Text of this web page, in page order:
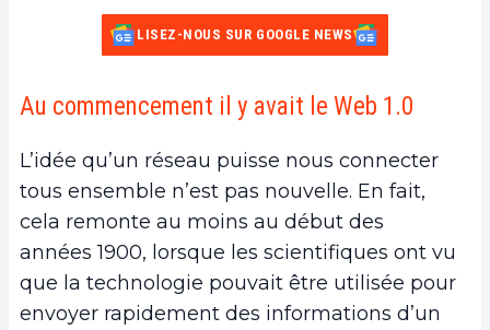
LISEZ-NOUS SUR GOOGLE NEWS
Au commencement il y avait le Web 1.0
L’idée qu’un réseau puisse nous connecter
tous ensemble n’est pas nouvelle. En fait,
cela remonte au moins au début des
années 1900, lorsque les scientifiques ont vu
que la technologie pouvait être utilisée pour
envoyer rapidement des informations d’un